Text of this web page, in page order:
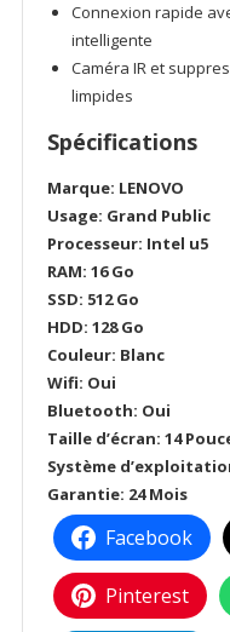
Connexion rapide
intelligente
Caméra IR et
limpides
Spécifications
Marque: LENOVO
Usage: Grand Public
Processeur: Intel u5
RAM: 16 Go
SSD: 512 Go
HDD: 128 Go
Couleur: Blanc
Wifi: Oui
Bluetooth: Oui
Taille d’écran: 14
Système
Garantie: 24 Mois
Facebook
Pinterest